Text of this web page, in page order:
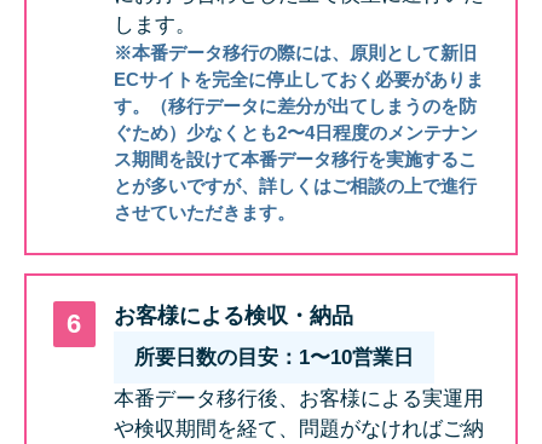
します。
※本番データ移行の際には、原則として新旧
ECサイトを完全に停止しておく必要がありま
す。（移行データに差分が出てしまうのを防
ぐため）少なくとも2〜4日程度のメンテナン
ス期間を設けて本番データ移行を実施するこ
とが多いですが、詳しくはご相談の上で進行
させていただきます。
お客様による検収・納品
所要日数の目安：1〜10営業日
本番データ移行後、お客様による実運用
や検収期間を経て、問題がなければご納